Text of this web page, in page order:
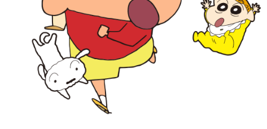
「AFTEE先享後付」，若未經同意申辦者引起之損失，本公司不負相關責
４．使用「AFTEE先享後付」時，將依據個別帳號之用戶狀況，依本公司即
時審查核予不同之上限額度；若仍有額度不足之情形，本公司將視審查結果
請求用戶進行身份認證。
５．嚴禁一人註冊多個帳號或使用他人資訊註冊。若發現惡意使用之情形，
恩沛科技股份有限公司將有權停止該用戶之使用額度並採取法律行動。